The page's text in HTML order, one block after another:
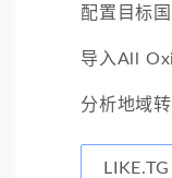
配置目标
导入All
分析地域